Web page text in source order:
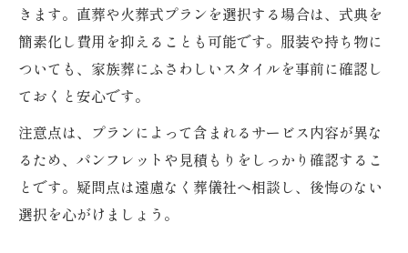
きます。直葬や火葬式プランを選択する場合は、式典を
簡素化し費用を抑えることも可能です。服装や持ち物に
ついても、家族葬にふさわしいスタイルを事前に確認し
ておくと安心です。
注意点は、プランによって含まれるサービス内容が異な
るため、パンフレットや見積もりをしっかり確認するこ
とです。疑問点は遠慮なく葬儀社へ相談し、後悔のない
選択を心がけましょう。